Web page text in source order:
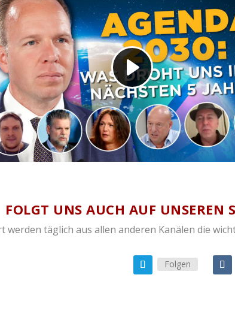
FOLGT UNS AUCH AUF UNSEREN
werden täglich aus allen anderen Kanälen die
Folgen